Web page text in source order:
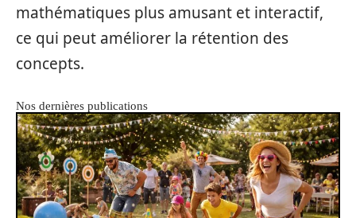
mathématiques plus amusant et interactif,
ce qui peut améliorer la rétention des
concepts.
Nos dernières publications